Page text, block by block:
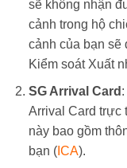
sẽ không nhận
cảnh trong hộ
cảnh của bạn
Kiểm soát Xuất
SG Arrival Card
Arrival Card trực
này bao gồm
bạn​ (ICA)​.